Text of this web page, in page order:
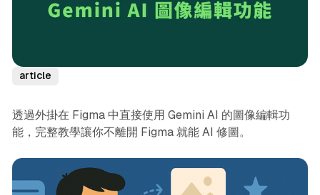
article
透過外掛在 Figma 中直接使用 Gemini AI 的圖像編輯功
能，完整教學讓你不離開 Figma 就能 AI 修圖。